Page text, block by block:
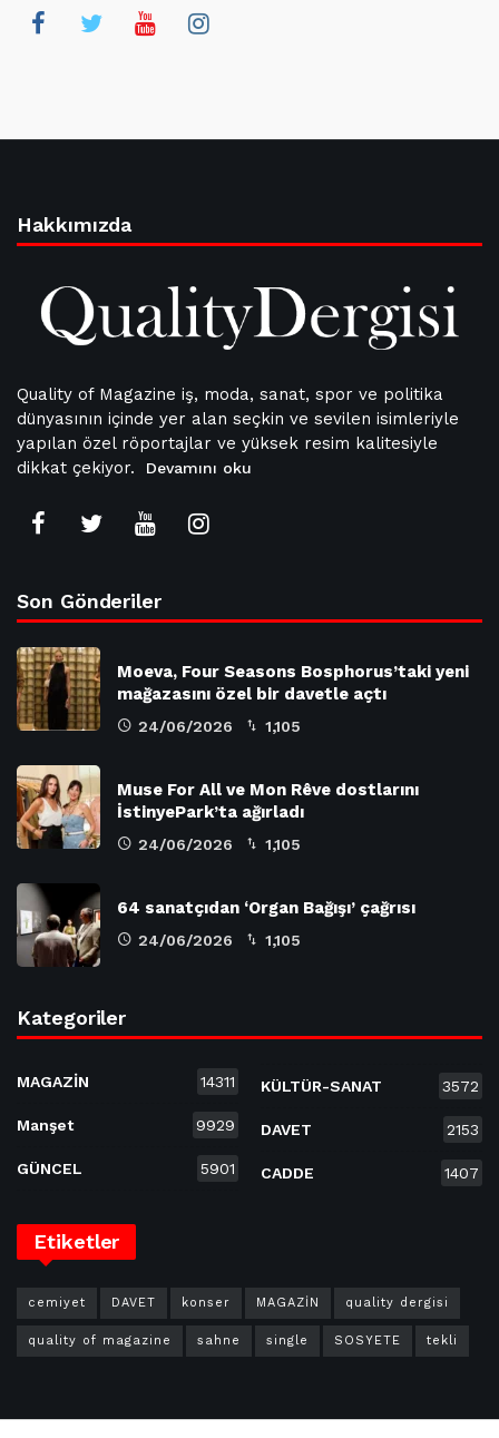
Hakkımızda
Quality of Magazine iş, moda, sanat, spor ve politika
dünyasının içinde yer alan seçkin ve sevilen isimleriyle
yapılan özel röportajlar ve yüksek resim kalitesiyle
dikkat çekiyor.
Devamını oku
Son Gönderiler
Moeva, Four Seasons Bosphorus’taki yeni
mağazasını özel bir davetle açtı
24/06/2026 1,105
Muse For All ve Mon Rêve dostlarını
İstinyePark’ta ağırladı
24/06/2026 1,105
64 sanatçıdan ‘Organ Bağışı’ çağrısı
24/06/2026 1,105
Kategoriler
MAGAZİN 14311
Manşet 9929
GÜNCEL 5901
KÜLTÜR-SANAT 3572
DAVET 2153
CADDE 1407
Etiketler
cemiyet DAVET konser MAGAZİN quality dergisi
quality of magazine sahne single SOSYETE tekli